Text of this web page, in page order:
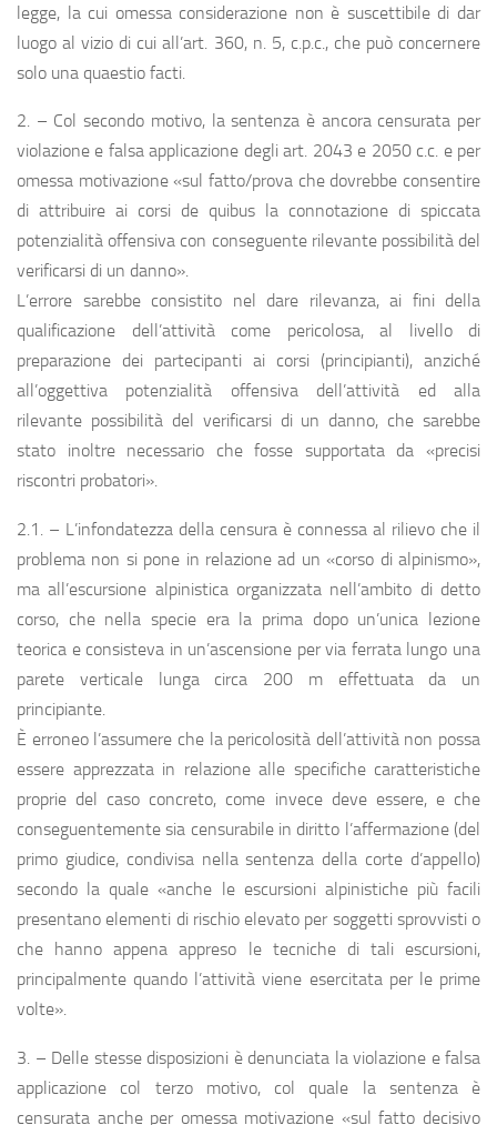
legge, la cui omessa considerazione non è suscettibile di dar
luogo al vizio di cui all’art. 360, n. 5, c.p.c., che può concernere
solo una quaestio facti.
2. – Col secondo motivo, la sentenza è ancora censurata per
violazione e falsa applicazione degli art. 2043 e 2050 c.c. e per
omessa motivazione «sul fatto/prova che dovrebbe consentire
di attribuire ai corsi de quibus la connotazione di spiccata
potenzialità offensiva con conseguente rilevante possibilità del
verificarsi di un danno».
L’errore sarebbe consistito nel dare rilevanza, ai fini della
qualificazione dell’attività come pericolosa, al livello di
preparazione dei partecipanti ai corsi (principianti), anziché
all’oggettiva potenzialità offensiva dell’attività ed alla
rilevante possibilità del verificarsi di un danno, che sarebbe
stato inoltre necessario che fosse supportata da «precisi
riscontri probatori».
2.1. – L’infondatezza della censura è connessa al rilievo che il
problema non si pone in relazione ad un «corso di alpinismo»,
ma all’escursione alpinistica organizzata nell’ambito di detto
corso, che nella specie era la prima dopo un’unica lezione
teorica e consisteva in un’ascensione per via ferrata lungo una
parete verticale lunga circa 200 m effettuata da un
principiante.
È erroneo l’assumere che la pericolosità dell’attività non possa
essere apprezzata in relazione alle specifiche caratteristiche
proprie del caso concreto, come invece deve essere, e che
conseguentemente sia censurabile in diritto l’affermazione (del
primo giudice, condivisa nella sentenza della corte d’appello)
secondo la quale «anche le escursioni alpinistiche più facili
presentano elementi di rischio elevato per soggetti sprovvisti o
che hanno appena appreso le tecniche di tali escursioni,
principalmente quando l’attività viene esercitata per le prime
volte».
3. – Delle stesse disposizioni è denunciata la violazione e falsa
applicazione col terzo motivo, col quale la sentenza è
censurata anche per omessa motivazione «sul fatto decisivo